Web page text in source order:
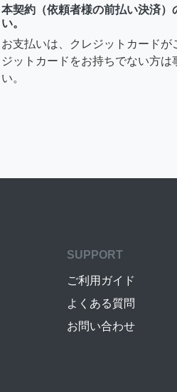
本契約（依頼者様の前払い決済）
い。
お支払いは、クレジットカードが
ジットカードをお持ちでない方は
い。
SUPPORT
ご利用ガイド
よくある質問
お問い合わせ